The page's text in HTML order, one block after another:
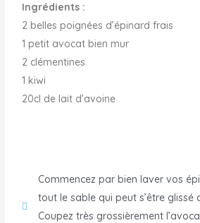
Ingrédients :
2 belles poignées d’épinard frais
1 petit avocat bien mur
2 clémentines
1 kiwi
20cl de lait d’avoine
Commencez par bien laver vos
tout le sable qui peut s’être glissé
Coupez très grossièrement